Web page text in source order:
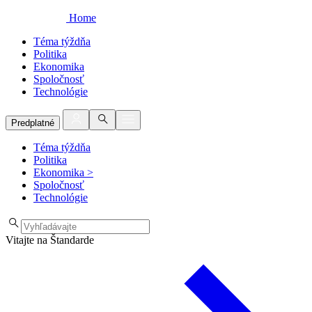
Home
Téma týždňa
Politika
Ekonomika
Spoločnosť
Technológie
Predplatné
Téma týždňa
Politika
Ekonomika >
Spoločnosť
Technológie
Vitajte na Štandarde